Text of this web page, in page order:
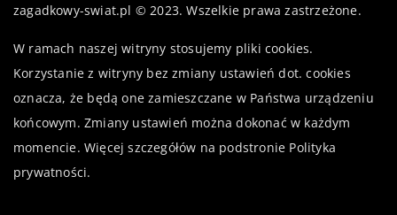
zagadkowy-swiat.pl © 2023. Wszelkie prawa zastrzeżone.
W ramach naszej witryny stosujemy pliki cookies.
Korzystanie z witryny bez zmiany ustawień dot. cookies
oznacza, że będą one zamieszczane w Państwa urządzeniu
końcowym. Zmiany ustawień można dokonać w każdym
momencie. Więcej szczegółów na podstronie Polityka
prywatności.